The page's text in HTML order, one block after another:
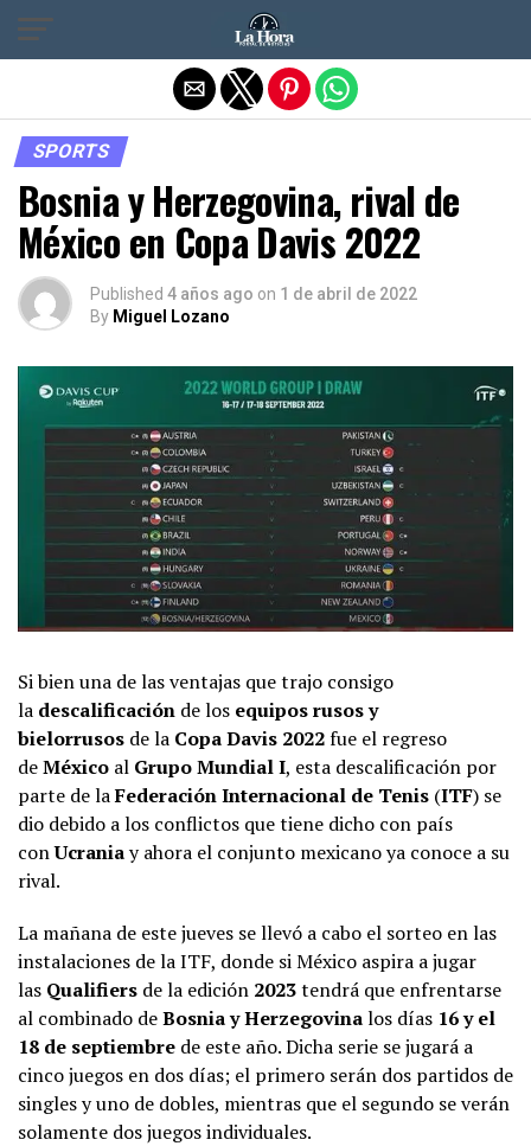
SPORTS
Bosnia y Herzegovina, rival de
México en Copa Davis 2022
Published 4 años ago on 1 de abril de 2022
By Miguel Lozano
Si bien una de las ventajas que trajo consigo
la descalificación de los equipos rusos y
bielorrusos de la Copa Davis 2022fue el regreso
deMéxico al Grupo Mundial I, esta descalificación por
parte de laFederación Internacional de Tenis (ITF) se
dio debido a los conflictos que tiene dicho con país
conUcraniay ahora el conjunto mexicano ya conoce a su
rival.
La mañana de este jueves se llevó a cabo el sorteo en las
instalaciones de la ITF, donde si México aspira a jugar
las Qualifiers de la edición 2023tendrá que enfrentarse
al combinado deBosniayHerzegovinalos días 16 y el
18 de septiembre de este año. Dicha serie se jugará a
cinco juegos en dos días; el primero serán dos partidos de
singles y uno de dobles, mientras que el segundo se verán
solamente dos juegos individuales.
Salir de la versión móvil